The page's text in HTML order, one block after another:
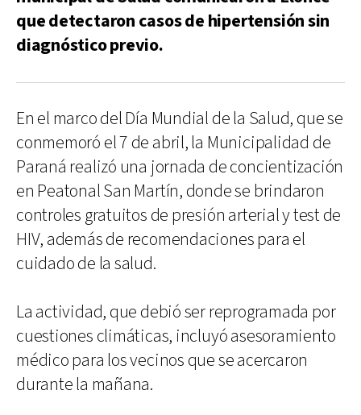
que detectaron casos de hipertensión sin
diagnóstico previo.
En el marco del Día Mundial de la Salud, que se
conmemoró el 7 de abril, la Municipalidad de
Paraná realizó una jornada de concientización
en Peatonal San Martín, donde se brindaron
controles gratuitos de presión arterial y test de
HIV, además de recomendaciones para el
cuidado de la salud.
La actividad, que debió ser reprogramada por
cuestiones climáticas, incluyó asesoramiento
médico para los vecinos que se acercaron
durante la mañana.